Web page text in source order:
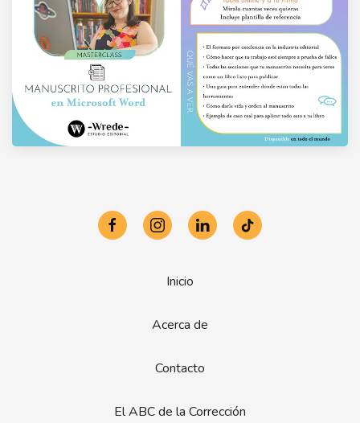
Inicio
Acerca de
Contacto
El ABC de la Corrección